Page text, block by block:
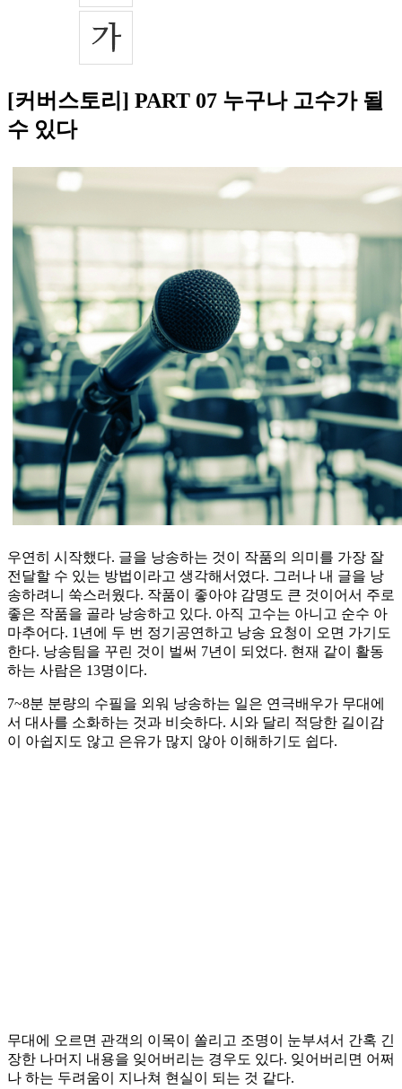
[커버스토리] PART 07 누구나 고수가 될
수 있다
우연히 시작했다. 글을 낭송하는 것이 작품의 의미를 가장 잘
전달할 수 있는 방법이라고 생각해서였다. 그러나 내 글을 낭
송하려니 쑥스러웠다. 작품이 좋아야 감명도 큰 것이어서 주로
좋은 작품을 골라 낭송하고 있다. 아직 고수는 아니고 순수 아
마추어다. 1년에 두 번 정기공연하고 낭송 요청이 오면 가기도
한다. 낭송팀을 꾸린 것이 벌써 7년이 되었다. 현재 같이 활동
하는 사람은 13명이다.
7~8분 분량의 수필을 외워 낭송하는 일은 연극배우가 무대에
서 대사를 소화하는 것과 비슷하다. 시와 달리 적당한 길이감
이 아쉽지도 않고 은유가 많지 않아 이해하기도 쉽다.
무대에 오르면 관객의 이목이 쏠리고 조명이 눈부셔서 간혹 긴
장한 나머지 내용을 잊어버리는 경우도 있다. 잊어버리면 어쩌
나 하는 두려움이 지나쳐 현실이 되는 것 같다.